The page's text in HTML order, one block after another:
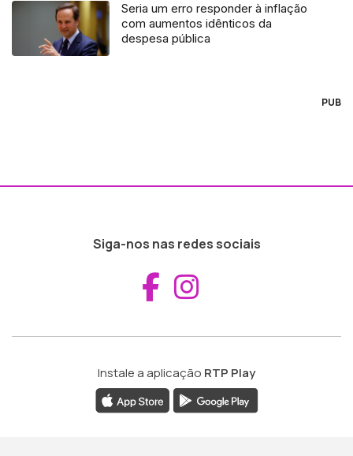
Seria um erro responder à inflação
com aumentos idênticos da
despesa pública
PUB
Siga-nos nas redes sociais
Aceder ao
Instale a aplicação RTP Play